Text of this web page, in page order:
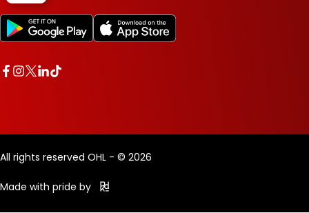
All rights reserved OHL - © 2026
Made with pride by